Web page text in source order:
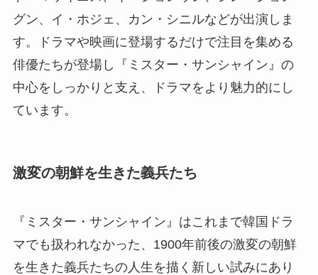
グン、イ・ホジェ、カン・シニルなどが出演しま
す。ドラマや映画に登場するだけで注目を集める
俳優たちが登場し『ミスター・サンシャイン』の
中心をしっかりと支え、ドラマをより魅力的にし
ています。
激変の朝鮮を生きた義兵たち
『ミスター・サンシャイン』はこれまで韓国ドラ
マでも扱われなかった、1900年前後の激変の朝鮮
を生きた義兵たちの人生を描く新しい試みにあり